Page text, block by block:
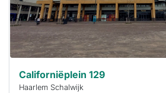
Californiëplein 129
Haarlem Schalwijk